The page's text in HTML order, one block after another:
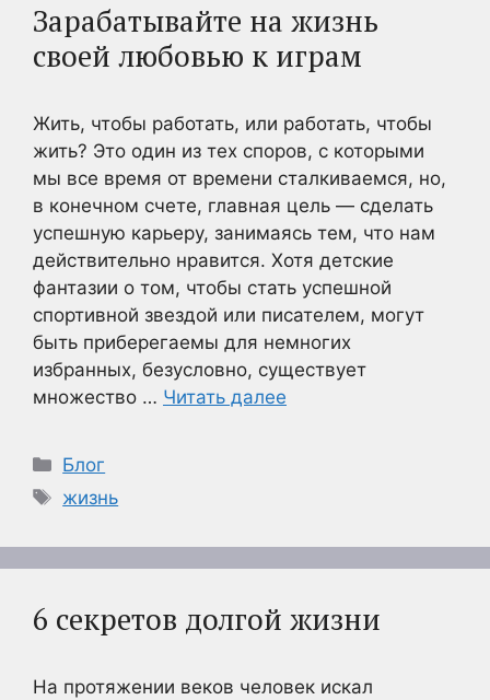
Зарабатывайте на жизнь
своей любовью к играм
Жить, чтобы работать, или работать, чтобы
жить? Это один из тех споров, с которыми
мы все время от времени сталкиваемся, но,
в конечном счете, главная цель — сделать
успешную карьеру, занимаясь тем, что нам
действительно нравится. Хотя детские
фантазии о том, чтобы стать успешной
спортивной звездой или писателем, могут
быть приберегаемы для немногих
избранных, безусловно, существует
множество … Читать далее
Рубрики
Блог
Метки
жизнь
6 секретов долгой жизни
На протяжении веков человек искал